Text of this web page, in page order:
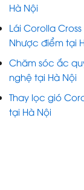
Hà Nội
Lái Corolla
Nhược điểm tại
Chăm sóc ắc
nghệ tại Hà Nội
Thay lọc gió
tại Hà Nội